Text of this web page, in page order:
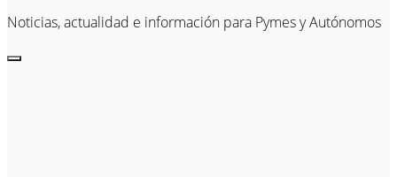
Noticias, actualidad e información para Pymes y Autónomos